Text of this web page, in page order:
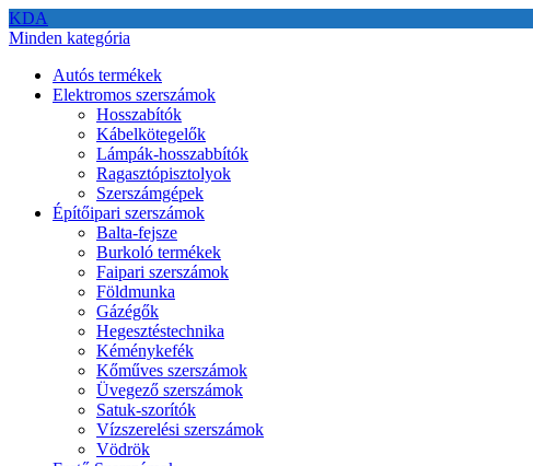
KDA
Minden kategória
Autós termékek
Elektromos szerszámok
Hosszabítók
Kábelkötegelők
Lámpák-hosszabbítók
Ragasztópisztolyok
Szerszámgépek
Építőipari szerszámok
Balta-fejsze
Burkoló termékek
Faipari szerszámok
Földmunka
Gázégők
Hegesztéstechnika
Kéménykefék
Kőműves szerszámok
Üvegező szerszámok
Satuk-szorítók
Vízszerelési szerszámok
Vödrök